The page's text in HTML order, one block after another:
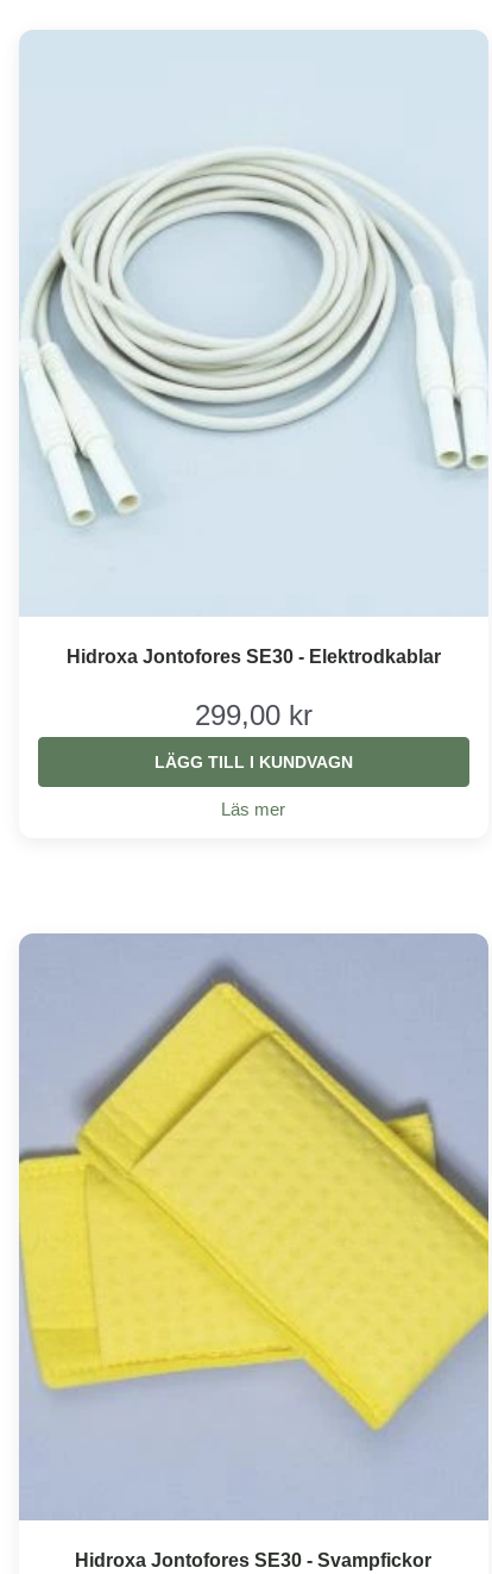
Hidroxa Jontofores SE30 - Elektrodkablar
299,00 kr
LÄGG TILL I KUNDVAGN
Läs mer
Hidroxa Jontofores SE30 - Svampfickor